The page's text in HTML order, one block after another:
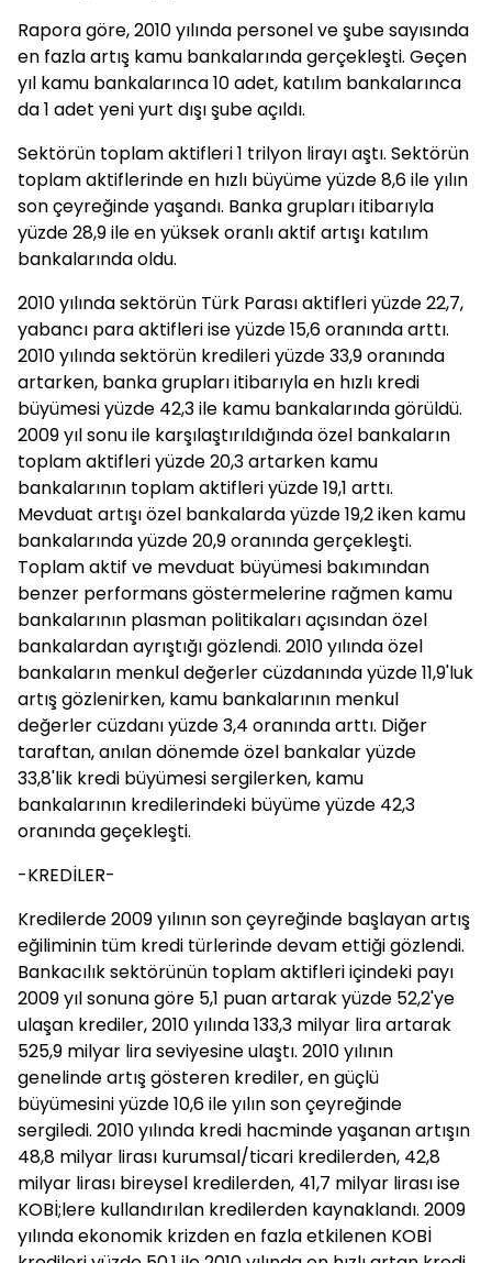
Rapora göre, 2010 yılında personel ve şube sayısında
en fazla artış kamu bankalarında gerçekleşti. Geçen
yıl kamu bankalarınca 10 adet, katılım bankalarınca
da 1 adet yeni yurt dışı şube açıldı.
Sektörün toplam aktifleri 1 trilyon lirayı aştı. Sektörün
toplam aktiflerinde en hızlı büyüme yüzde 8,6 ile yılın
son çeyreğinde yaşandı. Banka grupları itibarıyla
yüzde 28,9 ile en yüksek oranlı aktif artışı katılım
bankalarında oldu.
2010 yılında sektörün Türk Parası aktifleri yüzde 22,7,
yabancı para aktifleri ise yüzde 15,6 oranında arttı.
2010 yılında sektörün kredileri yüzde 33,9 oranında
artarken, banka grupları itibarıyla en hızlı kredi
büyümesi yüzde 42,3 ile kamu bankalarında görüldü.
2009 yıl sonu ile karşılaştırıldığında özel bankaların
toplam aktifleri yüzde 20,3 artarken kamu
bankalarının toplam aktifleri yüzde 19,1 arttı.
Mevduat artışı özel bankalarda yüzde 19,2 iken kamu
bankalarında yüzde 20,9 oranında gerçekleşti.
Toplam aktif ve mevduat büyümesi bakımından
benzer performans göstermelerine rağmen kamu
bankalarının plasman politikaları açısından özel
bankalardan ayrıştığı gözlendi. 2010 yılında özel
bankaların menkul değerler cüzdanında yüzde 11,9'luk
artış gözlenirken, kamu bankalarının menkul
değerler cüzdanı yüzde 3,4 oranında arttı. Diğer
taraftan, anılan dönemde özel bankalar yüzde
33,8'lik kredi büyümesi sergilerken, kamu
bankalarının kredilerindeki büyüme yüzde 42,3
oranında geçekleşti.
-KREDİLER-
Kredilerde 2009 yılının son çeyreğinde başlayan artış
eğiliminin tüm kredi türlerinde devam ettiği gözlendi.
Bankacılık sektörünün toplam aktifleri içindeki payı
2009 yıl sonuna göre 5,1 puan artarak yüzde 52,2'ye
ulaşan krediler, 2010 yılında 133,3 milyar lira artarak
525,9 milyar lira seviyesine ulaştı. 2010 yılının
genelinde artış gösteren krediler, en güçlü
büyümesini yüzde 10,6 ile yılın son çeyreğinde
sergiledi. 2010 yılında kredi hacminde yaşanan artışın
48,8 milyar lirası kurumsal/ticari kredilerden, 42,8
milyar lirası bireysel kredilerden, 41,7 milyar lirası ise
KOBİ;lere kullandırılan kredilerden kaynaklandı. 2009
yılında ekonomik krizden en fazla etkilenen KOBİ